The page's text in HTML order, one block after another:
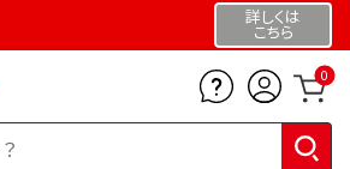
詳しくは
こちら
0